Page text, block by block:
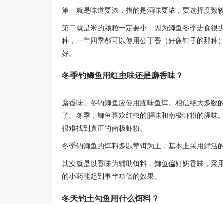
第一就是味道要浓，指的是酒味要浓，要选择度数
第二就是米的颗粒一定要小，因为鲫鱼冬季进食
种，一年四季都可以使用公丁香（好像钉子的那
好。
冬季钓鲫鱼用红虫味还是麝香味？
麝香味。冬钓鲫鱼应使用腥味鱼饵。相信绝大多
了。冬季，鲫鱼喜欢红虫的腥味和南极虾粉的腥
很难找到真正的南极虾粉。
冬季钓鲫鱼的饵料多以荤饵为主，基本上采用鲜活
其次就是以香味为辅助饵料，鲫鱼偏好奶香味，采
的小药能起到事半功倍的效果。
冬天钓土勾鱼用什么饵料？